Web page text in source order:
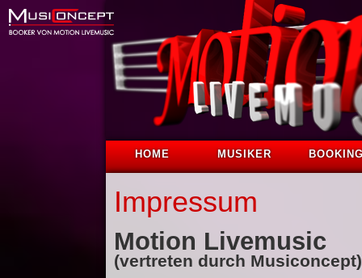
HOME MUSIKER
Impressum
Motion Livemusic
(vertreten durch Musiconcept)